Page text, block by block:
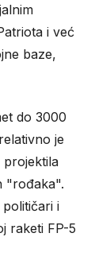
i već
baze,
do 3000
je
projektila
"rođaka".
i
raketi FP-5